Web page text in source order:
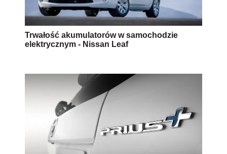
Trwałość akumulatorów w samochodzie
elektrycznym - Nissan Leaf